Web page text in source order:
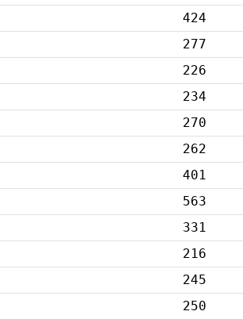
424
277
226
234
270
262
401
563
331
216
245
250